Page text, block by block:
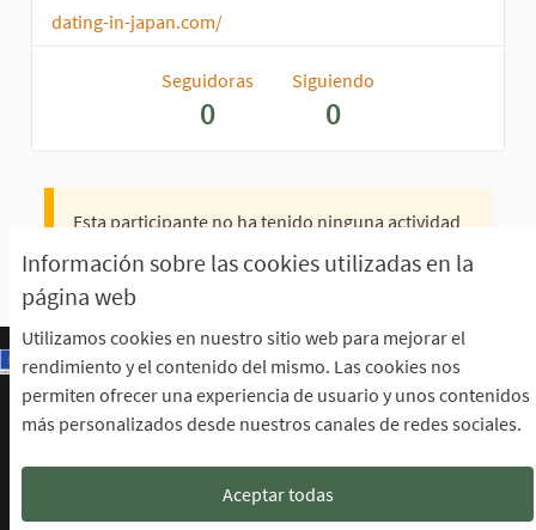
Información sobre las cookies utilizadas en la
página web
Utilizamos cookies en nuestro sitio web para mejorar el
rendimiento y el contenido del mismo. Las cookies nos
permiten ofrecer una experiencia de usuario y unos contenidos
más personalizados desde nuestros canales de redes sociales.
Aceptar todas
dating-in-japan.com/
Seguidoras
0
Siguiendo
0
Esta participante no ha tenido ninguna actividad
todavía.
Escuela de Participación Ciudadana
Área de Participación Ciudadana
Descargar ficheros de datos abiertos
Configuración de cookies